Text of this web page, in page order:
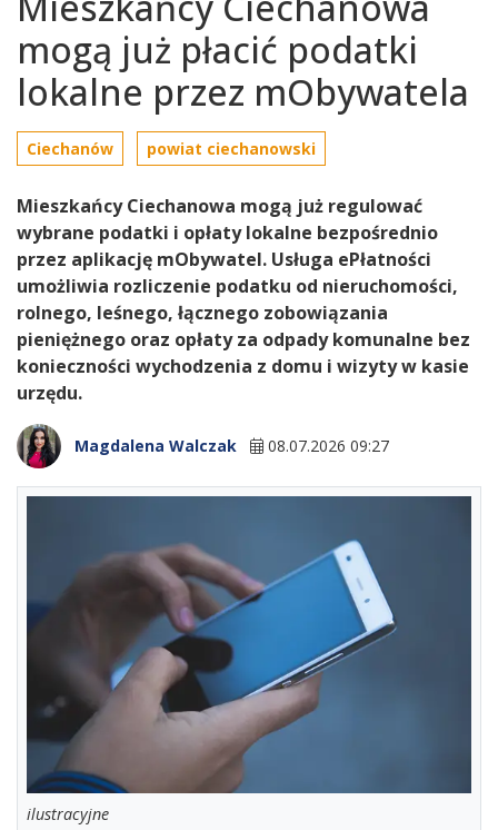
mogą już płacić podatki
lokalne przez mObywatela
Ciechanów powiat ciechanowski
Mieszkańcy Ciechanowa mogą już regulować
wybrane podatki i opłaty lokalne bezpośrednio
przez aplikację mObywatel. Usługa ePłatności
umożliwia rozliczenie podatku od nieruchomości,
rolnego, leśnego, łącznego zobowiązania
pieniężnego oraz opłaty za odpady komunalne bez
konieczności wychodzenia z domu i wizyty w kasie
urzędu.
Magdalena Walczak 08.07.2026 09:27
ilustracyjne